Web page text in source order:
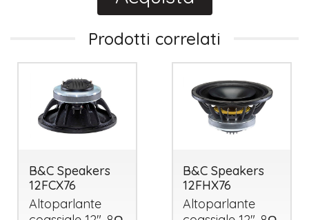
Prodotti correlati
B&C Speakers
12FCX76
Altoparlante
B&C Speakers
12FHX76
Altoparlante